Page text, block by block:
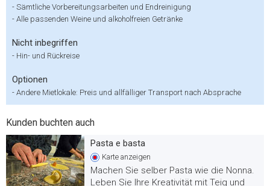
- Sämtliche Vorbereitungsarbeiten und Endreinigung
- Alle passenden Weine und alkoholfreien Getränke
Nicht inbegriffen
- Hin- und Rückreise
Optionen
- Andere Mietlokale: Preis und allfälliger Transport nach Absprache
Kunden buchten auch
Pasta e basta
Karte anzeigen
Machen Sie selber Pasta wie die Nonna.
Leben Sie Ihre Kreativität mit Teig und